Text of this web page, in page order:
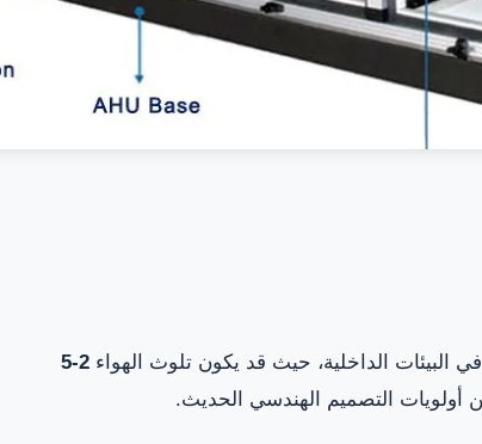
في البيئات الداخلية، حيث قد يكون تلوث الهواء
2-5